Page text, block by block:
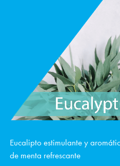
Eucalipto estimulante y
de menta refrescante